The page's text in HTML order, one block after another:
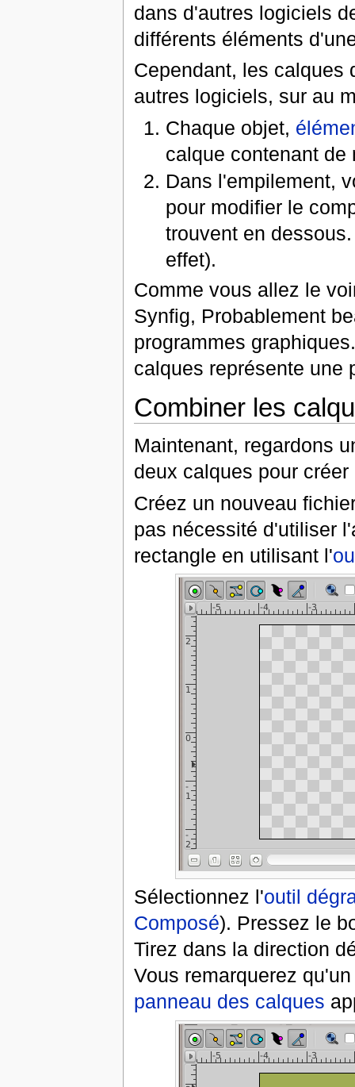
dans d'autres logiciels
différents éléments
Cependant, les calques
autres logiciels, sur au
Chaque objet,
calque contenant
Dans l'empilement,
pour modifier le
trouvent en
effet).
Comme vous allez le
Synfig, Probablement
programmes
calques représente une
Combiner les
Maintenant, regardons
deux calques pour
Créez un nouveau
pas nécessité d'utiliser
rectangle en utilisant l'
Sélectionnez l'outil
Composé). Pressez le
Tirez dans la direction
Vous remarquerez
panneau des calques